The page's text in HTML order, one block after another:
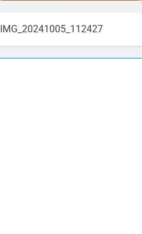
IMG_20241005_112427